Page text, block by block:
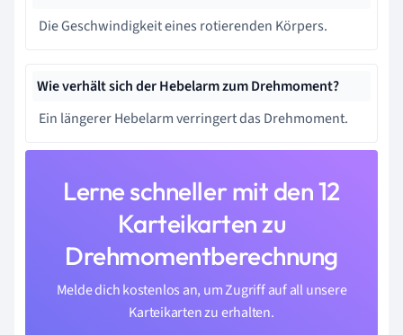
Die Geschwindigkeit eines rotierenden Körpers.
Wie verhält sich der Hebelarm zum Drehmoment?
Ein längerer Hebelarm verringert das Drehmoment.
Lerne schneller mit den 12
Karteikarten zu
Drehmomentberechnung
Melde dich kostenlos an, um Zugriff auf all unsere
Karteikarten zu erhalten.